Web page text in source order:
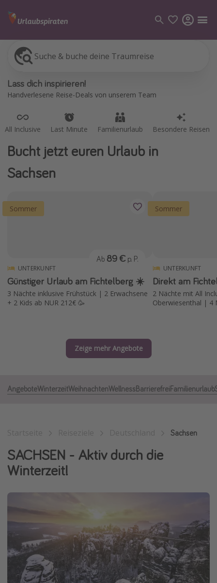
Suche & buche deine Traumreise
Lass dich inspirieren!
Handverlesene Reise-Deals von unserem Team
All Inclusive Last Minute Familienurlaub Besondere Reisen
All Inclusive
Flüge
Pauschalreisen
Gozo Urlaub
Kefalonia Urlaub
Krabi Urlaub
Tulum Urlaub
Alle Reisethemen
Singlereisen
Strandurlaub
Gruppenreisen
Hotels in Hamburg
Hotels in Amsterdam
Hotels am Achensee
Weitere Themen
Bucht jetzt euren Urlaub in
Sachsen
Sommer
UNTERKUNFT
Günstiger Urlaub am Fichtelberg ☀️
3 Nächte inklusive Frühstück | 2 Erwachsene
+ 2 Kids ab NUR 212€ 🥳
Ab 89 € p. P.
Sommer
UNTERKUNFT
Direkt am
2 Nächte mit All
Oberwiesenthal | 4
Zeige mehr Angebote
AngeboteWinterzeitWeihnachtenWellnessBarrierefreiFamilienurlaub
Sachsen
SACHSEN - Aktiv durch die
Winterzeit!